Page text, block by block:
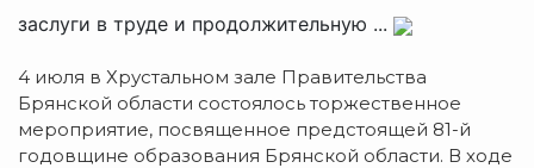
заслуги в труде и продолжительную ...
4 июля в Хрустальном зале Правительства
Брянской области состоялось торжественное
мероприятие, посвященное предстоящей 81-й
годовщине образования Брянской области. В ходе